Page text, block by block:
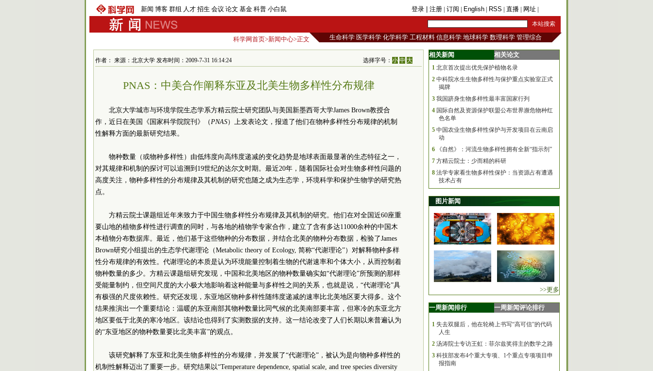
新闻 博客 群组 人才 招生 会议 论文 基金 科普 小白鼠 登录 | 注册 | 订阅 | English | RSS | 直播 | 网址 |
科学网首页>新闻中心>正文 生命科学 医学科学 化学科学 工程材料 信息科学 地球科学 数理科学 管理综合
作者： 来源：北京大学 发布时间：2009-7-31 16:14:24 选择字号：小 中 大
PNAS：中美合作阐释东亚及北美生物多样性分布规律
北京大学城市与环境学院生态学系方精云院士研究团队与美国新墨西哥大学James Brown教授合
作，近日在美国《国家科学院院刊》（PNAS）上发表论文，报道了他们在物种多样性分布规律的机制
性解释方面的最新研究结果。
物种数量（或物种多样性）由低纬度向高纬度递减的变化趋势是地球表面最显著的生态特征之一，
对其规律和机制的探讨可以追溯到19世纪的达尔文时期。最近20年，随着国际社会对生物多样性问题的
高度关注，物种多样性的分布规律及其机制的研究也随之成为生态学，环境科学和保护生物学的研究热
点。
方精云院士课题组近年来致力于中国生物多样性分布规律及其机制的研究。他们在对全国近60座重
要山地的植物多样性进行调查的同时，与各地的植物学专家合作，建立了含有多达11000余种的中国木
本植物分布数据库。最近，他们基于这些物种的分布数据，并结合北美的物种分布数据，检验了James
Brown研究小组提出的生态学代谢理论（Metabolic theory of Ecology, 简称“代谢理论”）对解释物种多样
性分布规律的有效性。代谢理论的本质是认为环境能量控制着生物的代谢速率和个体大小，从而控制着
物种数量的多少。方精云课题组研究发现，中国和北美地区的物种数量确实如“代谢理论”所预测的那样
受能量制约，但空间尺度的大小极大地影响着这种能量与多样性之间的关系，也就是说，“代谢理论”具
有极强的尺度依赖性。研究还发现，东亚地区物种多样性随纬度递减的速率比北美地区要大得多。这个
结果推演出一个重要结论：温暖的东亚南部其物种数量比同气候的北美南部要丰富，但寒冷的东亚北方
地区要低于北美的寒冷地区。该结论也得到了实测数据的支持。这一结论改变了人们长期以来普遍认为
的“东亚地区的物种数量要比北美丰富”的观点。
该研究解释了东亚和北美生物多样性的分布规律，并发展了“代谢理论”，被认为是向物种多样性的
机制性解释迈出了重要一步。研究结果以“Temperature dependence, spatial scale, and tree species diversity
相关新闻 相关论文
1 北京首次提出优先保护植物名录
2 中科院水生生物多样性与保护重点实验室正式
揭牌
3 我国跻身生物多样性最丰富国家行列
4 国际自然及资源保护联盟公布世界濒危物种红
色名单
5 中国农业生物多样性保护与开发项目在云南启
动
6
《自然》：河流生物多样性拥有全新“指示剂”
7 方精云院士：少而精的科研
8 法学专家看生物多样性保护：当资源占有遭遇
技术占有
图片新闻
>>更多
一周新闻排行 一周新闻评论排行
1 失去双腿后，他在轮椅上书写“高可信”的代码
人生
2 汤涛院士专访王虹：菲尔兹奖得主的数学之路
3 科技部发布4个重大专项、1个重点专项项目申
报指南